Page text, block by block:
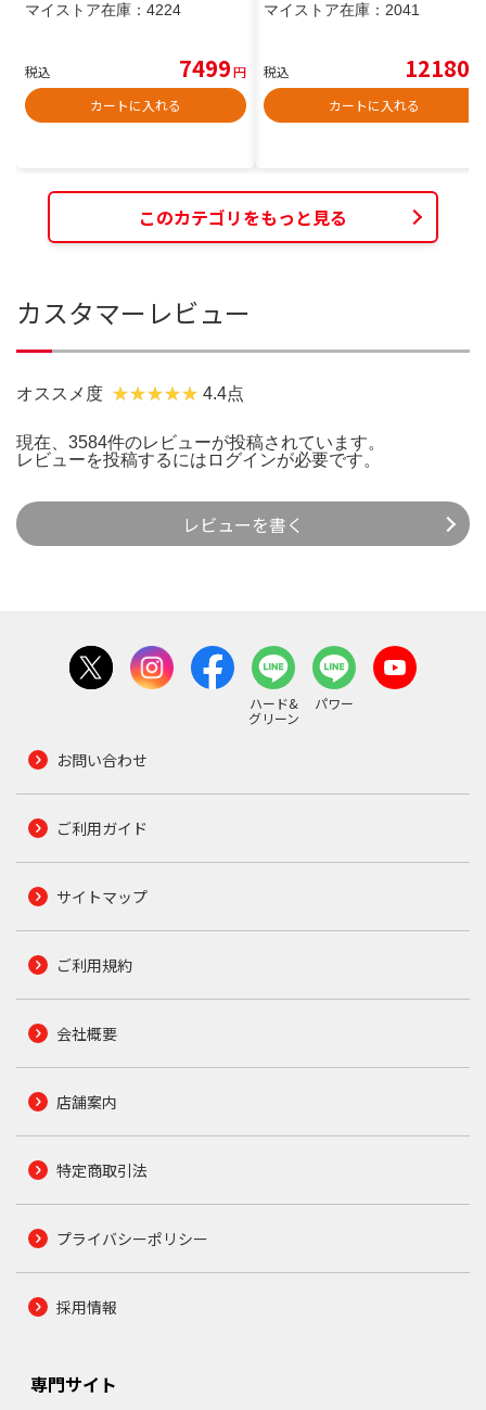
マイストア在庫： 4224
税込 7499円
カートに入れる
マイストア在庫： 2041
税込 12180
カートに入れる
このカテゴリをもっと見る
カスタマーレビュー
オススメ度 4.4点
現在、3584件のレビューが投稿されています。
レビューを投稿するには ログインが必要です。
レビューを書く
ハード&
グリーン
パワー
お問い合わせ
ご利用ガイド
サイトマップ
ご利用規約
会社概要
店舗案内
特定商取引法
プライバシーポリシー
採用情報
専門サイト